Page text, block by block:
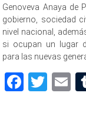
Genoveva Anaya de
gobierno, sociedad
nivel nacional,
si ocupan un lugar
para las nuevas